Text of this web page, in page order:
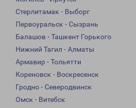
Стерлитамак - Выборг
Первоуральск - Сызрань
Балашов - Ташкент Горького
Нижний Тагил - Алматы
Армавир - Тольятти
Кореновск - Воскресенск
Гродно - Северодвинск
Омск - Витебск